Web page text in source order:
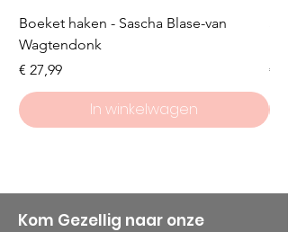
Boeket haken - Sascha Blase-van
Wagtendonk
Prijs
€ 27,99
In winkelwagen
Prijs
€
Kom Gezellig naar onze